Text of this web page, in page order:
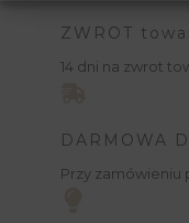
ZWROT
14 dni na zwrot
DARMOWA
Przy zamówieniu